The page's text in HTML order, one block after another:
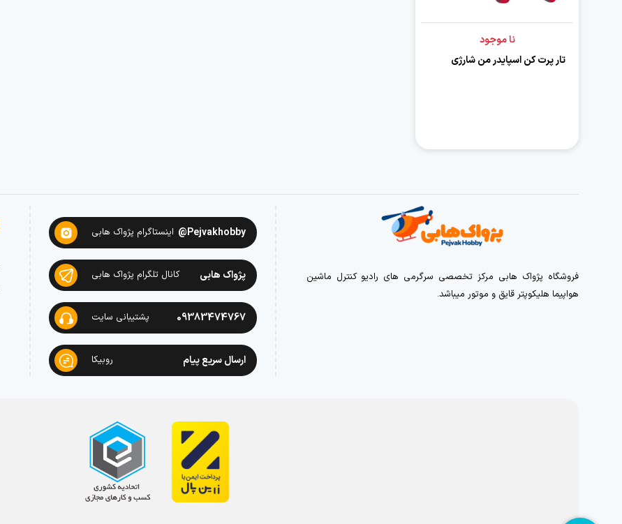
نا موجود
تار پرت کن اسپایدر من شارژی
فروشگاه پژواک هابی مرکز تخصصی سرگرمی های رادیو کنترل ماشین
هواپیما هلیکوپتر قایق و موتور میباشد.
Pejvakhobby@ اینستاگرام پژواک هابی
پژواک هابی کانال تلگرام پژواک هابی
09383474767 پشتیبانی سایت
ارسال سریع پیام روبیکا